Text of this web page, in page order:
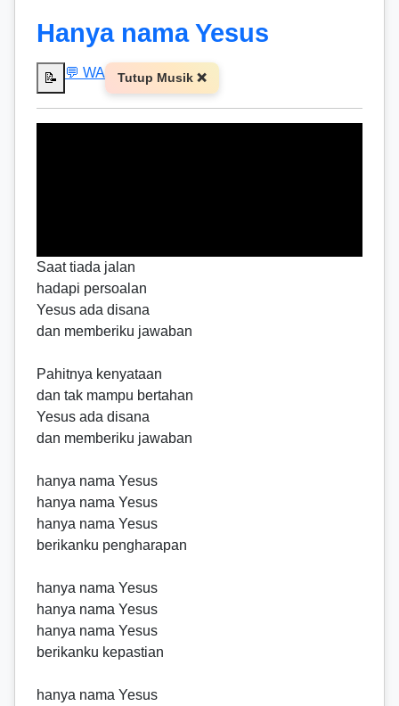
Hanya nama Yesus
📝 💬 WA Tutup Musik ❌
Saat tiada jalan
hadapi persoalan
Yesus ada disana
dan memberiku jawaban
Pahitnya kenyataan
dan tak mampu bertahan
Yesus ada disana
dan memberiku jawaban
hanya nama Yesus
hanya nama Yesus
hanya nama Yesus
berikanku pengharapan
hanya nama Yesus
hanya nama Yesus
hanya nama Yesus
berikanku kepastian
hanya nama Yesus